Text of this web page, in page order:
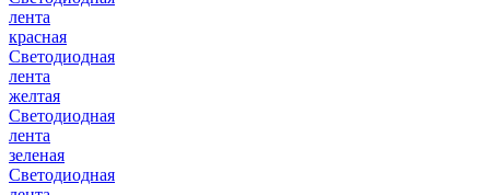
лента
красная
Светодиодная
лента
желтая
Светодиодная
лента
зеленая
Светодиодная